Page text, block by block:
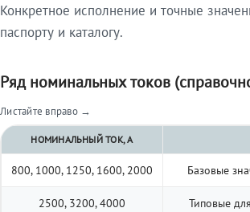
Конкретное исполнение и точные
паспорту и каталогу.
Ряд номинальных токов
Листайте вправо →
НОМИНАЛЬНЫЙ ТОК, А
800, 1000, 1250, 1600, 2000 Базовые
2500, 3200, 4000 Типовые